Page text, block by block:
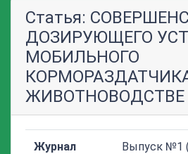
Статья:
ДОЗИРУЮЩЕГО
МОБИЛЬНОГО
ЖИВОТНОВОДСТВЕ
Журнал Выпуск №1